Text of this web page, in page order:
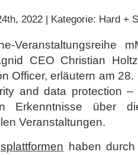
2022 | Kategorie: Hard +
Veranstaltungsreihe
CEO Christian
Officer, erläutern am
and data protection
Erkenntnisse über
Veranstaltungen.
haben